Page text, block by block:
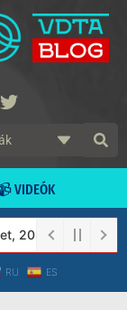
VIDEÓK
tól a
RU ES